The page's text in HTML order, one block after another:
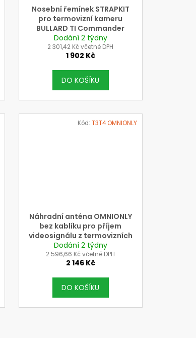
Nosební řemínek STRAPKIT
pro termovizní kameru
BULLARD TI Commander
Dodání 2 týdny
2 301,42 Kč včetně DPH
1 902 Kč
DO KOŠÍKU
Náhradní anténa OMNIONLY
bez kablíku pro příjem
videosignálu z termovizních
kamer řady T3 a T4
Dodání 2 týdny
2 596,66 Kč včetně DPH
2 146 Kč
DO KOŠÍKU
Kód: T3T4 OMNIONLY